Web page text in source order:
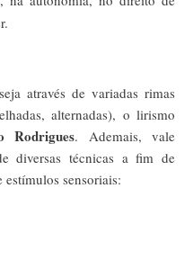
através de variadas rimas
alternadas), o lirismo
Rodrigues. Ademais, vale
diversas técnicas a fim de
sensoriais: